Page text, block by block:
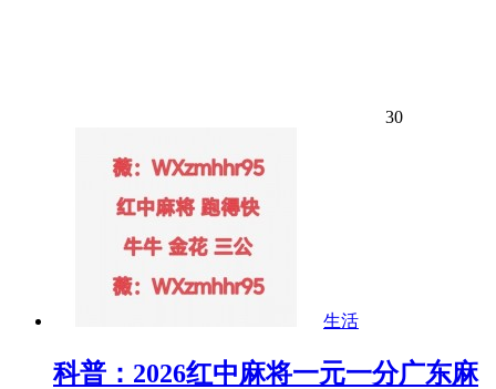
30
生活
科普：2026红中麻将一元一分广东麻